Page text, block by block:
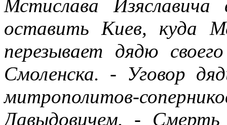
Мстислава
оставить Киев, куда
перезывает дядю
Смоленска. - Уговор
митрополитов-
Давыдовичем. - Смерть